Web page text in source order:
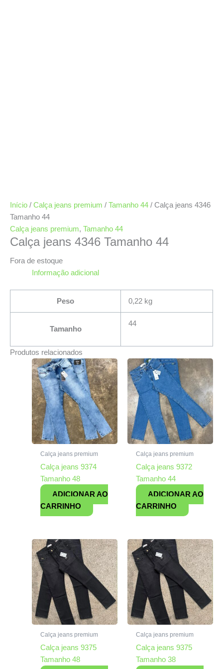
Início / Calça jeans premium / Tamanho 44 / Calça jeans 4346
Tamanho 44
Calça jeans premium, Tamanho 44
Calça jeans 4346 Tamanho 44
Fora de estoque
Informação adicional
Peso 0,22 kg
Tamanho
44
Produtos relacionados
Calça jeans premium
Calça jeans 9374
Tamanho 48
ADICIONAR AO
CARRINHO
Calça jeans premium
Calça jeans 9372
Tamanho 44
ADICIONAR AO
CARRINHO
Calça jeans premium
Calça jeans 9375
Tamanho 48
Calça jeans premium
Calça jeans 9375
Tamanho 38